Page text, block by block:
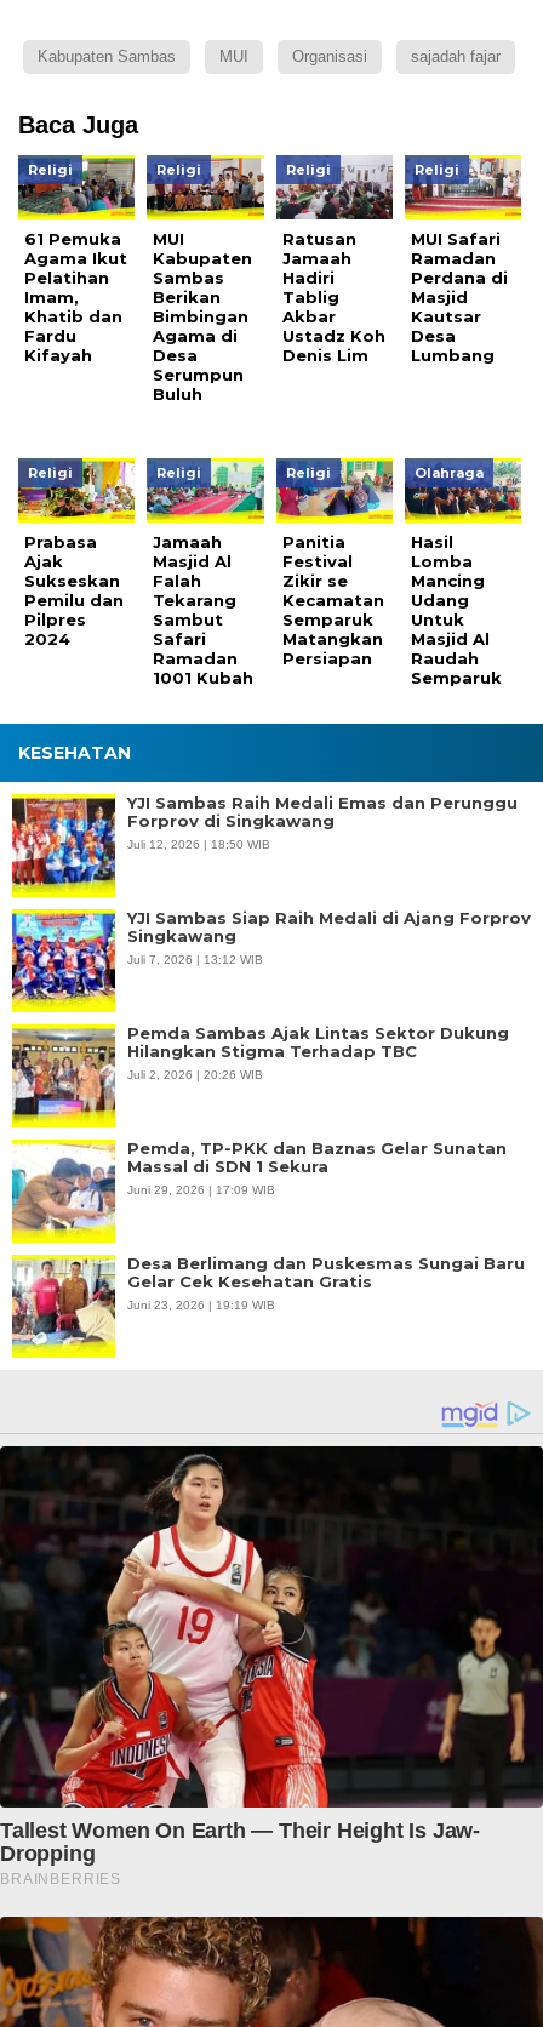
Kabupaten Sambas MUI Organisasi sajadah fajar
Baca Juga
Religi
61 Pemuka
Agama Ikut
Pelatihan
Imam,
Khatib dan
Fardu
Kifayah
Religi
MUI
Kabupaten
Sambas
Berikan
Bimbingan
Agama di
Desa
Serumpun
Buluh
Religi
Ratusan
Jamaah
Hadiri
Tablig
Akbar
Ustadz Koh
Denis Lim
Religi
MUI Safari
Ramadan
Perdana di
Masjid
Kautsar
Desa
Lumbang
Religi
Prabasa
Ajak
Sukseskan
Pemilu dan
Pilpres
2024
Religi
Jamaah
Masjid Al
Falah
Tekarang
Sambut
Safari
Ramadan
1001 Kubah
Religi
Panitia
Festival
Zikir se
Kecamatan
Semparuk
Matangkan
Persiapan
Olahraga
Hasil
Lomba
Mancing
Udang
Untuk
Masjid Al
Raudah
Semparuk
KESEHATAN
YJI Sambas Raih Medali Emas dan Perunggu
Forprov di Singkawang
Juli 12, 2026 | 18:50 WIB
YJI Sambas Siap Raih Medali di Ajang Forprov
Singkawang
Juli 7, 2026 | 13:12 WIB
Pemda Sambas Ajak Lintas Sektor Dukung
Hilangkan Stigma Terhadap TBC
Juli 2, 2026 | 20:26 WIB
Pemda, TP-PKK dan Baznas Gelar Sunatan
Massal di SDN 1 Sekura
Juni 29, 2026 | 17:09 WIB
Desa Berlimang dan Puskesmas Sungai Baru
Gelar Cek Kesehatan Gratis
Juni 23, 2026 | 19:19 WIB